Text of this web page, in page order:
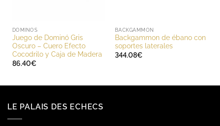
DOMINOS
Juego de Dominó Gris
Oscuro – Cuero Efecto
Cocodrilo y Caja de Madera
86.40€
BACKGAMMON
Backgammon de ébano con
soportes laterales
344.08€
LE PALAIS DES ECHECS